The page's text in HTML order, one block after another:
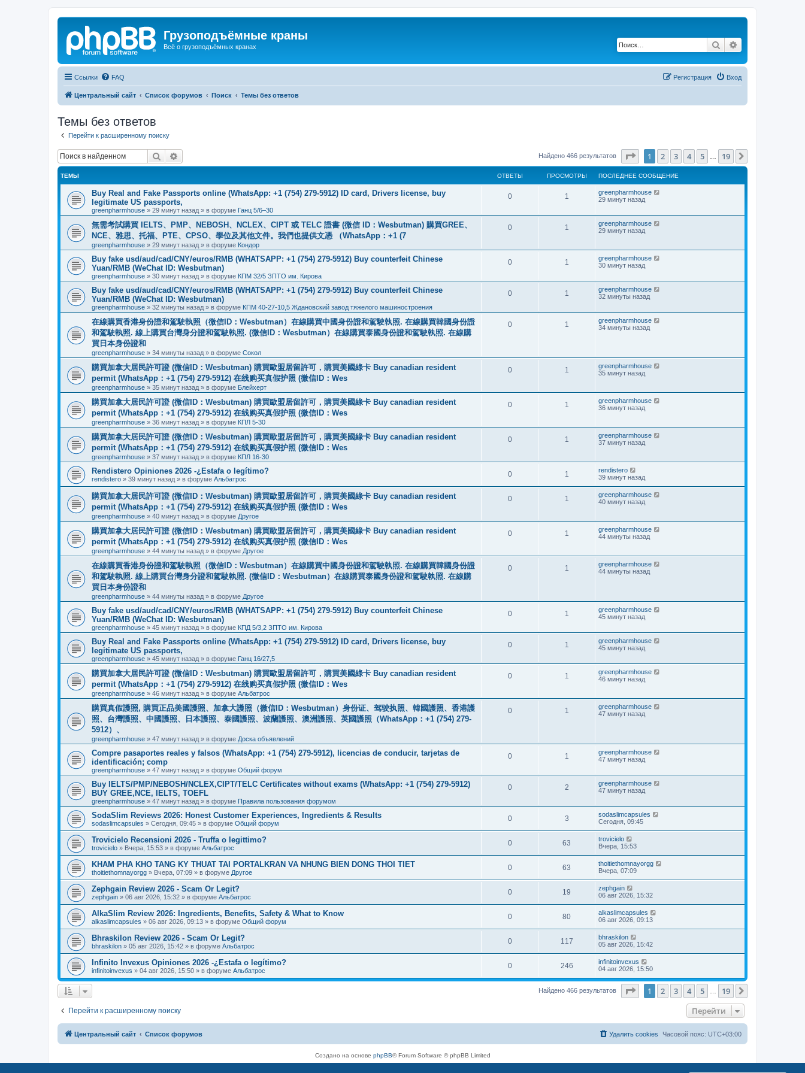
Грузоподъёмные краны
Всё о грузоподъёмных кранах Поиск
Ссылки FAQ Вход
Регистрация
Центральный сайт Список форумов Поиск Темы без ответов
Темы без ответов
Перейти к расширенному поиску
Поиск Найдено 466 результатов Страница1 из 19
1 2 3 4 5 19
ТЕМЫ ОТВЕТЫ ПРОСМОТРЫ ПОСЛЕДНЕЕ СООБЩЕНИЕ
Buy Real and Fake Passports online (WhatsApp: +1 (754) 279-5912) ID card, Drivers license, buy
legitimate US passports,
greenpharmhouse » 29 минут назад » в форуме Ганц 5/6–30
0 1
greenpharmhouse
29 минут назад
無需考試購買 IELTS、PMP、NEBOSH、NCLEX、CIPT 或 TELC 證書 (微信 ID：Wesbutman) 購買GREE、
NCE、雅思、托福、PTE、CPSO、學位及其他文件。我們也提供文憑 （WhatsApp：+1 (7
greenpharmhouse » 29 минут назад » в форуме Кондор
0 1
greenpharmhouse
29 минут назад
Buy fake usd/aud/cad/CNY/euros/RMB (WHATSAPP: +1 (754) 279-5912) Buy counterfeit Chinese
Yuan/RMB (WeChat ID: Wesbutman)
greenpharmhouse » 30 минут назад » в форуме КПМ 32/5 ЗПТО им. Кирова
0 1
greenpharmhouse
30 минут назад
Buy fake usd/aud/cad/CNY/euros/RMB (WHATSAPP: +1 (754) 279-5912) Buy counterfeit Chinese
Yuan/RMB (WeChat ID: Wesbutman)
greenpharmhouse » 32 минуты назад » в форуме КПМ 40-27-10,5 Ждановский завод тяжелого машиностроения
0 1
greenpharmhouse
32 минуты назад
在線購買香港身份證和駕駛執照（微信ID：Wesbutman）在線購買中國身份證和駕駛執照. 在線購買韓國身份證
和駕駛執照. 線上購買台灣身分證和駕駛執照. (微信ID：Wesbutman）在線購買泰國身份證和駕駛執照. 在線購
買日本身份證和
greenpharmhouse » 34 минуты назад » в форуме Сокол
0 1
greenpharmhouse
34 минуты назад
購買加拿大居民許可證 (微信ID：Wesbutman) 購買歐盟居留許可，購買美國綠卡 Buy canadian resident
permit (WhatsApp：+1 (754) 279-5912) 在线购买真假护照 (微信ID：Wes
greenpharmhouse » 35 минут назад » в форуме Блейхерт
0 1
greenpharmhouse
35 минут назад
購買加拿大居民許可證 (微信ID：Wesbutman) 購買歐盟居留許可，購買美國綠卡 Buy canadian resident
permit (WhatsApp：+1 (754) 279-5912) 在线购买真假护照 (微信ID：Wes
greenpharmhouse » 36 минут назад » в форуме КПЛ 5-30
0 1
greenpharmhouse
36 минут назад
購買加拿大居民許可證 (微信ID：Wesbutman) 購買歐盟居留許可，購買美國綠卡 Buy canadian resident
permit (WhatsApp：+1 (754) 279-5912) 在线购买真假护照 (微信ID：Wes
greenpharmhouse » 37 минут назад » в форуме КПЛ 16-30
0 1
greenpharmhouse
37 минут назад
Rendistero Opiniones 2026 -¿Estafa o legítimo?
rendistero » 39 минут назад » в форуме Альбатрос
0 1
rendistero
39 минут назад
購買加拿大居民許可證 (微信ID：Wesbutman) 購買歐盟居留許可，購買美國綠卡 Buy canadian resident
permit (WhatsApp：+1 (754) 279-5912) 在线购买真假护照 (微信ID：Wes
greenpharmhouse » 40 минут назад » в форуме Другое
0 1
greenpharmhouse
40 минут назад
購買加拿大居民許可證 (微信ID：Wesbutman) 購買歐盟居留許可，購買美國綠卡 Buy canadian resident
permit (WhatsApp：+1 (754) 279-5912) 在线购买真假护照 (微信ID：Wes
greenpharmhouse » 44 минуты назад » в форуме Другое
0 1
greenpharmhouse
44 минуты назад
在線購買香港身份證和駕駛執照（微信ID：Wesbutman）在線購買中國身份證和駕駛執照. 在線購買韓國身份證
和駕駛執照. 線上購買台灣身分證和駕駛執照. (微信ID：Wesbutman）在線購買泰國身份證和駕駛執照. 在線購
買日本身份證和
greenpharmhouse » 44 минуты назад » в форуме Другое
0 1
greenpharmhouse
44 минуты назад
Buy fake usd/aud/cad/CNY/euros/RMB (WHATSAPP: +1 (754) 279-5912) Buy counterfeit Chinese
Yuan/RMB (WeChat ID: Wesbutman)
greenpharmhouse » 45 минут назад » в форуме КПД 5/3,2 ЗПТО им. Кирова
0 1
greenpharmhouse
45 минут назад
Buy Real and Fake Passports online (WhatsApp: +1 (754) 279-5912) ID card, Drivers license, buy
legitimate US passports,
greenpharmhouse » 45 минут назад » в форуме Ганц 16/27,5
0 1
greenpharmhouse
45 минут назад
購買加拿大居民許可證 (微信ID：Wesbutman) 購買歐盟居留許可，購買美國綠卡 Buy canadian resident
permit (WhatsApp：+1 (754) 279-5912) 在线购买真假护照 (微信ID：Wes
greenpharmhouse » 46 минут назад » в форуме Альбатрос
0 1
greenpharmhouse
46 минут назад
購買真假護照, 購買正品美國護照、加拿大護照（微信ID：Wesbutman）身份证、驾驶执照、韓國護照、香港護
照、台灣護照、中國護照、日本護照、泰國護照、波蘭護照、澳洲護照、英國護照（WhatsApp：+1 (754) 279-
5912）、
greenpharmhouse » 47 минут назад » в форуме Доска объявлений
0 1
greenpharmhouse
47 минут назад
Compre pasaportes reales y falsos (WhatsApp: +1 (754) 279-5912), licencias de conducir, tarjetas de
identificación; comp
greenpharmhouse » 47 минут назад » в форуме Общий форум
0 1
greenpharmhouse
47 минут назад
Buy IELTS/PMP/NEBOSH/NCLEX,CIPT/TELC Certificates without exams (WhatsApp: +1 (754) 279-5912)
BUY GREE,NCE, IELTS, TOEFL
greenpharmhouse » 47 минут назад » в форуме Правила пользования форумом
0 2
greenpharmhouse
47 минут назад
SodaSlim Reviews 2026: Honest Customer Experiences, Ingredients & Results
sodaslimcapsules » Сегодня, 09:45 » в форуме Общий форум
0 3
sodaslimcapsules
Сегодня, 09:45
Trovicielo Recensioni 2026 - Truffa o legittimo?
trovicielo » Вчера, 15:53 » в форуме Альбатрос
0 63
trovicielo
Вчера, 15:53
KHAM PHA KHO TANG KY THUAT TAI PORTALKRAN VA NHUNG BIEN DONG THOI TIET
thoitiethomnayorgg » Вчера, 07:09 » в форуме Другое
0 63
thoitiethomnayorgg
Вчера, 07:09
Zephgain Review 2026 - Scam Or Legit?
zephgain » 06 авг 2026, 15:32 » в форуме Альбатрос
0 19
zephgain
06 авг 2026, 15:32
AlkaSlim Review 2026: Ingredients, Benefits, Safety & What to Know
alkaslimcapsules » 06 авг 2026, 09:13 » в форуме Общий форум
0 80
alkaslimcapsules
06 авг 2026, 09:13
Bhraskilon Review 2026 - Scam Or Legit?
bhraskilon » 05 авг 2026, 15:42 » в форуме Альбатрос
0 117
bhraskilon
05 авг 2026, 15:42
Infinito Invexus Opiniones 2026 -¿Estafa o legítimo?
infinitoinvexus » 04 авг 2026, 15:50 » в форуме Альбатрос
0 246
infinitoinvexus
04 авг 2026, 15:50
Найдено 466 результатов Страница1 из 19
1 2 3 4 5 19
Перейти к расширенному поиску Перейти
Центральный сайт Список форумов Часовой пояс: UTC+03:00
Удалить cookies
Создано на основе phpBB® Forum Software © phpBB Limited